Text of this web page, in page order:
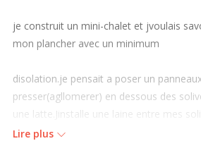
je construit un mini-chalet et jvoulais
mon plancher avec un minimum
disolation.je pensait a poser un
presser(agllomerer) en dessous des
une latte.Jinstalle une laine entre mes
polythene 6mm par dessus plus le
Lire plus